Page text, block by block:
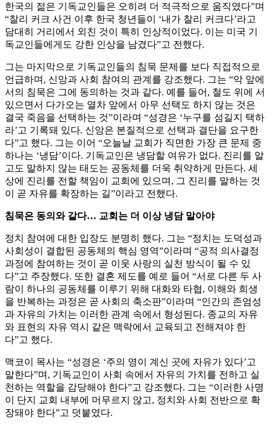
한국의 젊은 기독교인들은 오히려 더 적극적으로 움직였다”며
“찰리 커크 사건 이후 한국 청년들이 ‘내가 찰리 커크다’라고
담대히 거리에서 외친 것이 특히 인상적이었다. 이는 미국 기
독교인들에게도 강한 인상을 남겼다”고 전했다.
그는 마지막으로 기독교인들의 침묵 문제를 보다 직접적으로
언급하며, 신앙과 사회 참여의 관계를 강조했다. 그는 “악 앞에
서의 침묵은 그에 동의하는 것과 같다. 예를 들어, 철도 위에 서
있으면서 다가오는 열차 앞에서 아무 선택도 하지 않는 것은
결국 죽음을 선택하는 것”이라며 “성경은 ‘누구를 섬길지 택하
라’고 기록돼 있다. 신앙은 본질적으로 선택과 결단을 요구한
다”고 했다. 그는 이어 “오늘날 교회가 직면한 가장 큰 문제 중
하나는 ‘냉담’이다. 기독교인은 냉담할 여유가 없다. 진리를 알
고도 말하지 않는 태도는 공동체를 더욱 취약하게 만든다. 세
상에 진리를 전할 책임이 교회에 있으며, 그 진리를 말하는 것
이 곧 자유를 확장하는 길”이라고 전했다.
침묵은 동의와 같다… 교회는 더 이상 냉담 말아야
정치 참여에 대한 입장도 분명히 했다. 그는 “정치는 도덕성과
사회성이 결합된 공동체의 핵심 영역”이라며 “공적 의사결정
과정에 참여하는 것이 곧 이웃 사랑의 실천 방식이 될 수 있
다”고 주장했다. 또한 결혼 제도를 예로 들어 “서로 다른 두 사
람이 하나의 공동체를 이루기 위해 대화와 타협, 이해와 희생
을 반복하는 과정은 곧 사회의 축소판”이라며 “인간의 존엄성
과 자유의 가치는 이러한 관계 속에서 형성된다. 종교의 자유
와 표현의 자유 역시 같은 맥락에서 교육되고 전해져야 한
다”고 했다.
맥코이 목사는 “성경은 ‘주의 영이 계신 곳에 자유가 있다’고
말한다”며, 기독교인이 사회 속에서 자유의 가치를 전하고 실
천하는 역할을 감당해야 한다”고 강조했다. 그는 “이러한 사명
이 단지 교회 내부에 머무르지 않고, 정치와 사회 전반으로 확
장돼야 한다”고 덧붙였다.